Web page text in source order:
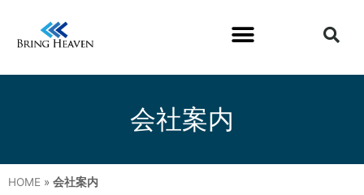
会社案内
HOME » 会社案内